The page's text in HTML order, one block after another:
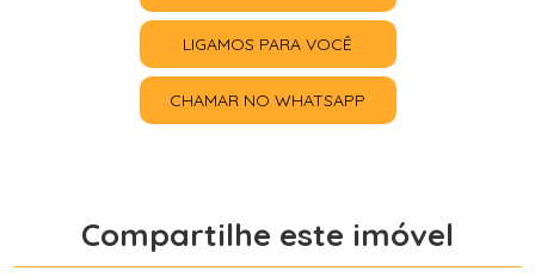
LIGAMOS PARA VOCÊ
CHAMAR NO WHATSAPP
Compartilhe este imóvel